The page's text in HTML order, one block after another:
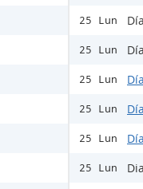
25 Lun
25 Lun
25 Lun
25 Lun
25 Lun
25 Lun